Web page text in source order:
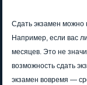
Сдать экзамен можно
Например, если вас
месяцев. Это не
возможность сдать
экзамен вовремя —